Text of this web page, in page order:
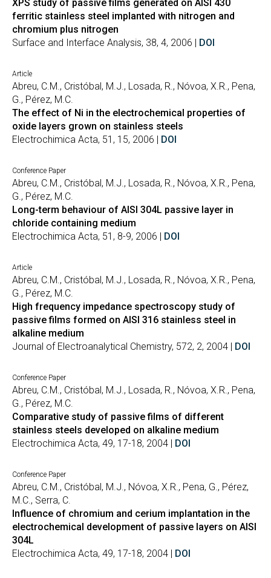
XPS study of passive films generated on AISI 430
ferritic stainless steel implanted with nitrogen and
chromium plus nitrogen
Surface and Interface Analysis, 38, 4, 2006 | DOI
Article
Abreu, C.M., Cristóbal, M.J., Losada, R., Nóvoa, X.R., Pena,
G., Pérez, M.C.
The effect of Ni in the electrochemical properties of
oxide layers grown on stainless steels
Electrochimica Acta, 51, 15, 2006 | DOI
Conference Paper
Abreu, C.M., Cristóbal, M.J., Losada, R., Nóvoa, X.R., Pena,
G., Pérez, M.C.
Long-term behaviour of AISI 304L passive layer in
chloride containing medium
Electrochimica Acta, 51, 8-9, 2006 | DOI
Article
Abreu, C.M., Cristóbal, M.J., Losada, R., Nóvoa, X.R., Pena,
G., Pérez, M.C.
High frequency impedance spectroscopy study of
passive films formed on AISI 316 stainless steel in
alkaline medium
Journal of Electroanalytical Chemistry, 572, 2, 2004 | DOI
Conference Paper
Abreu, C.M., Cristóbal, M.J., Losada, R., Nóvoa, X.R., Pena,
G., Pérez, M.C.
Comparative study of passive films of different
stainless steels developed on alkaline medium
Electrochimica Acta, 49, 17-18, 2004 | DOI
Conference Paper
Abreu, C.M., Cristóbal, M.J., Nóvoa, X.R., Pena, G., Pérez,
M.C., Serra, C.
Influence of chromium and cerium implantation in the
electrochemical development of passive layers on AISI
304L
Electrochimica Acta, 49, 17-18, 2004 | DOI